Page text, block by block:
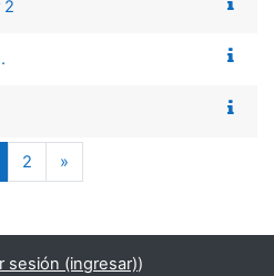
2
(actual)
2 »Página siguiente
sesión (ingresar))